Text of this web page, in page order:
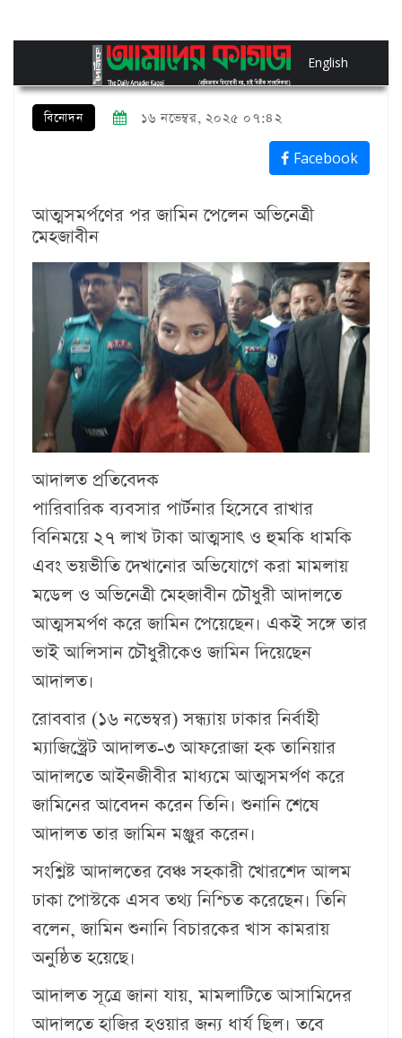
English
বিনোদন ১৬ নভেম্বর, ২০২৫ ০৭:৪২
Facebook
আত্মসমর্পণের পর জামিন পেলেন অভিনেত্রী
মেহজাবীন
আদালত প্রতিবেদক
পারিবারিক ব্যবসার পার্টনার হিসেবে রাখার
বিনিময়ে ২৭ লাখ টাকা আত্মসাৎ ও হুমকি ধামকি
এবং ভয়ভীতি দেখানোর অভিযোগে করা মামলায়
মডেল ও অভিনেত্রী মেহজাবীন চৌধুরী আদালতে
আত্মসমর্পণ করে জামিন পেয়েছেন। একই সঙ্গে তার
ভাই আলিসান চৌধুরীকেও জামিন দিয়েছেন
আদালত।
রোববার (১৬ নভেম্বর) সন্ধ্যায় ঢাকার নির্বাহী
ম্যাজিস্ট্রেট আদালত-৩ আফরোজা হক তানিয়ার
আদালতে আইনজীবীর মাধ্যমে আত্মসমর্পণ করে
জামিনের আবেদন করেন তিনি। শুনানি শেষে
আদালত তার জামিন মঞ্জুর করেন।
সংশ্লিষ্ট আদালতের বেঞ্চ সহকারী খোরশেদ আলম
ঢাকা পোস্টকে এসব তথ্য নিশ্চিত করেছেন। তিনি
বলেন, জামিন শুনানি বিচারকের খাস কামরায়
অনুষ্ঠিত হয়েছে।
আদালত সূত্রে জানা যায়, মামলাটিতে আসামিদের
আদালতে হাজির হওয়ার জন্য ধার্য ছিল। তবে